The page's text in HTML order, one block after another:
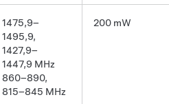
1475,9–
1495,9,
1427,9–
1447,9 MHz
860–890,
815–845 MHz
200 mW